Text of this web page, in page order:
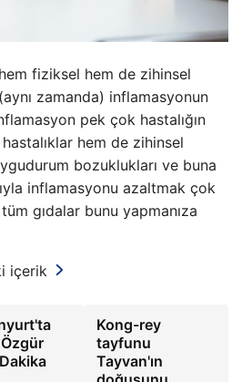
fiziksel hem de zihinsel
zamanda) inflamasyonun
pek çok hastalığın
hem de zihinsel
bozuklukları ve buna
inflamasyonu azaltmak çok
gıdalar bunu yapmanıza
içerik
Kong-rey
tayfunu
Tayvan'ın